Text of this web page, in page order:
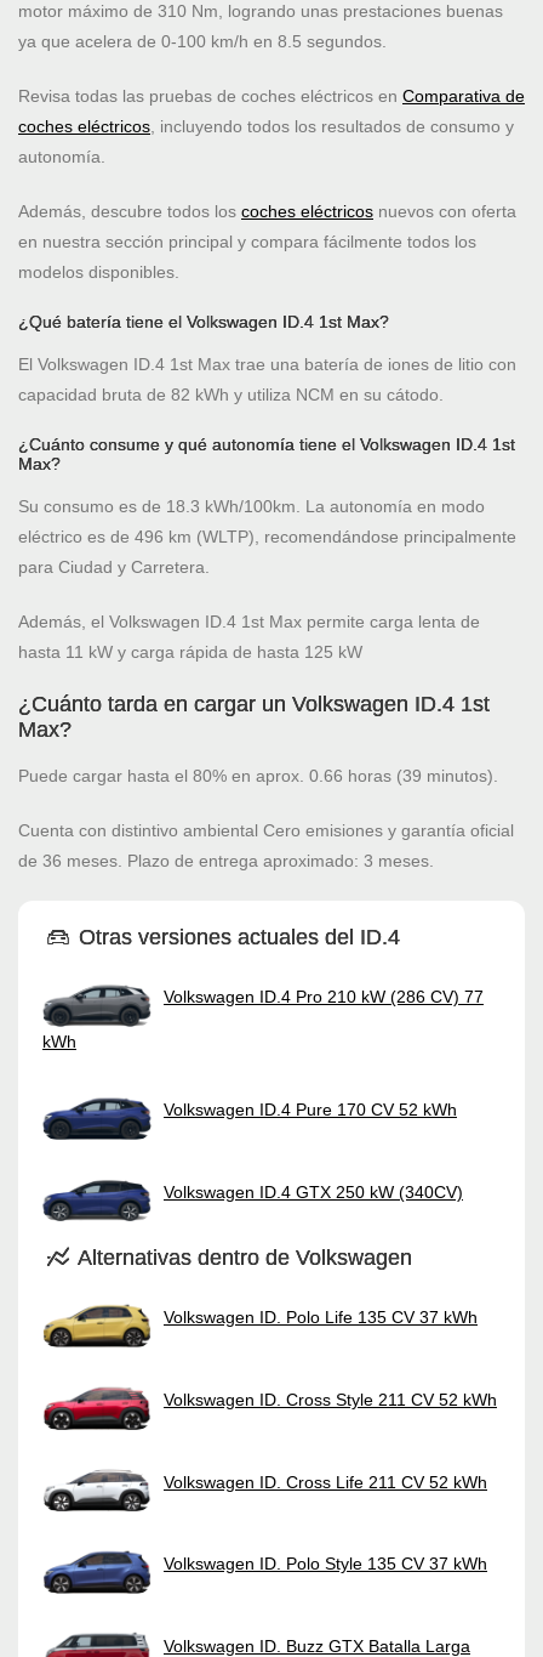
motor máximo de 310 Nm, logrando unas prestaciones buenas
ya que acelera de 0-100 km/h en 8.5 segundos.
Revisa todas las pruebas de coches eléctricos en Comparativa de
coches eléctricos , incluyendo todos los resultados de consumo y
autonomía.
Además, descubre todos los coches eléctricos nuevos con oferta
en nuestra sección principal y compara fácilmente todos los
modelos disponibles.
¿Qué batería tiene el Volkswagen ID.4 1st Max?
El Volkswagen ID.4 1st Max trae una batería de iones de litio con
capacidad bruta de 82 kWh y utiliza NCM en su cátodo.
¿Cuánto consume y qué autonomía tiene el Volkswagen ID.4 1st
Max?
Su consumo es de 18.3 kWh/100km. La autonomía en modo
eléctrico es de 496 km (WLTP), recomendándose principalmente
para Ciudad y Carretera.
Además, el Volkswagen ID.4 1st Max permite carga lenta de
hasta 11 kW y carga rápida de hasta 125 kW
¿Cuánto tarda en cargar un Volkswagen ID.4 1st
Max?
Puede cargar hasta el 80% en aprox. 0.66 horas (39 minutos).
Cuenta con distintivo ambiental Cero emisiones y garantía oficial
de 36 meses. Plazo de entrega aproximado: 3 meses.
Otras versiones actuales del ID.4
Volkswagen ID.4 Pro 210 kW (286 CV) 77
kWh
Volkswagen ID.4 Pure 170 CV 52 kWh
Volkswagen ID.4 GTX 250 kW (340CV)
Alternativas dentro de Volkswagen
Volkswagen ID. Polo Life 135 CV 37 kWh
Volkswagen ID. Cross Style 211 CV 52 kWh
Volkswagen ID. Cross Life 211 CV 52 kWh
Volkswagen ID. Polo Style 135 CV 37 kWh
Volkswagen ID. Buzz GTX Batalla Larga